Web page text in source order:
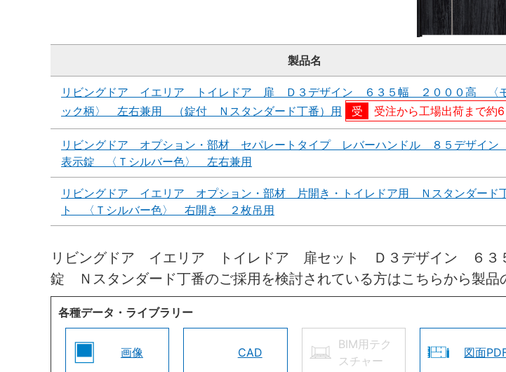
製品名
リビングドア イエリア トイレドア 扉 Ｄ３デザイン ６３５幅 ２０００高 〈
ック柄〉 左右兼用 （錠付 Ｎスタンダード丁番）用
受注から工場出荷まで約6
リビングドア オプション・部材 セパレートタイプ レバーハンドル ８５デザイ
表示錠 〈Ｔシルバー色〉 左右兼用
リビングドア イエリア オプション・部材 片開き・トイレドア用 Ｎスタンダード
ト 〈Ｔシルバー色〉 右開き ２枚吊用
リビングドア イエリア トイレドア 扉セット Ｄ３デザイン ６
錠 Ｎスタンダード丁番のご採用を検討されている方はこちらから製品
各種データ・ライブラリー
画像 CAD
BIM用テク
スチャー
図面